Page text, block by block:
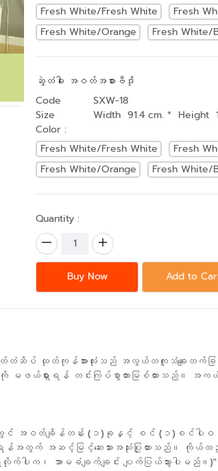
Fresh White/Fresh White
Fresh
Fresh White/Orange
Fresh White/
ဆွဲတံခါး အဝတ်အစားဗီဒို
Code
SXW-18
Size
Width 91.4 cm. * Height
Color :
Fresh White/Fresh White
Fresh
Fresh White/Orange
Fresh White/
Quantity :
Buy Now Add to
တံဆိပ် ထုတ်ကုန်အားလုံးသည် အလွယ်တကူသံချေးတက်ခ
းရန် တင်းကြပ်စွာတားမြစ်ထားသည်။ အကယ်၍
တ်ချိန်တန်း (၁)ခုနှင့် စင် (၁)စင်ပါဝင်ပ
န်အတွက် အဆင့်မြင့်ဆေးသားအသုံးပြုထားသည်။
ပါက၊ အာမခံချက်ချင်း ပျက်ပြယ်သွားပါမည်။)"